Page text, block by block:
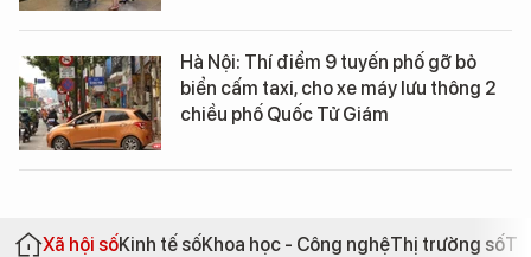
Hà Nội: Thí điểm 9 tuyến phố gỡ bỏ
biển cấm taxi, cho xe máy lưu thông 2
chiều phố Quốc Tử Giám
Xã hội sốKinh tế sốKhoa học - Công nghệThị trường số